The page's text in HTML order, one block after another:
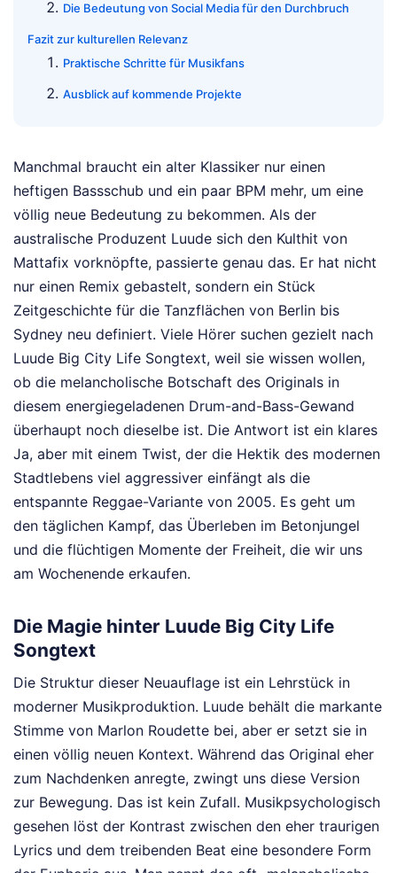
Die Bedeutung von Social Media für den Durchbruch
Fazit zur kulturellen Relevanz
Praktische Schritte für Musikfans
Ausblick auf kommende Projekte
Manchmal braucht ein alter Klassiker nur einen
heftigen Bassschub und ein paar BPM mehr, um eine
völlig neue Bedeutung zu bekommen. Als der
australische Produzent Luude sich den Kulthit von
Mattafix vorknöpfte, passierte genau das. Er hat nicht
nur einen Remix gebastelt, sondern ein Stück
Zeitgeschichte für die Tanzflächen von Berlin bis
Sydney neu definiert. Viele Hörer suchen gezielt nach
Luude Big City Life Songtext, weil sie wissen wollen,
ob die melancholische Botschaft des Originals in
diesem energiegeladenen Drum-and-Bass-Gewand
überhaupt noch dieselbe ist. Die Antwort ist ein klares
Ja, aber mit einem Twist, der die Hektik des modernen
Stadtlebens viel aggressiver einfängt als die
entspannte Reggae-Variante von 2005. Es geht um
den täglichen Kampf, das Überleben im Betonjungel
und die flüchtigen Momente der Freiheit, die wir uns
am Wochenende erkaufen.
Die Magie hinter Luude Big City Life
Songtext
Die Struktur dieser Neuauflage ist ein Lehrstück in
moderner Musikproduktion. Luude behält die markante
Stimme von Marlon Roudette bei, aber er setzt sie in
einen völlig neuen Kontext. Während das Original eher
zum Nachdenken anregte, zwingt uns diese Version
zur Bewegung. Das ist kein Zufall. Musikpsychologisch
gesehen löst der Kontrast zwischen den eher traurigen
Lyrics und dem treibenden Beat eine besondere Form